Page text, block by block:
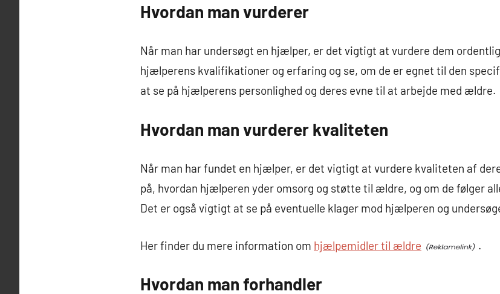
Hvordan man vurderer
Når man har undersøgt en hjælper, er det vigtigt at vurdere dem
hjælperens kvalifikationer og erfaring og se, om de er egnet til den
at se på hjælperens personlighed og deres evne til at arbejde med ældre.
Hvordan man vurderer kvaliteten
Når man har fundet en hjælper, er det vigtigt at vurdere kvaliteten af
på, hvordan hjælperen yder omsorg og støtte til ældre, og om de følger
Det er også vigtigt at se på eventuelle klager mod hjælperen og
Her finder du mere information om hjælpemidler til ældre .
Hvordan man forhandler